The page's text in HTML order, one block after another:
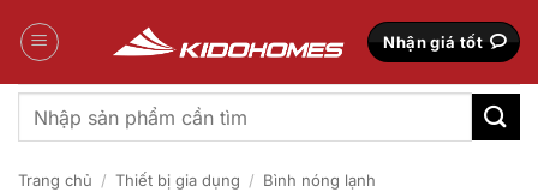
qua
Nhận giá tốt
Tìm
kiếm:
Trang chủ / Thiết bị gia dụng / Bình nóng lạnh